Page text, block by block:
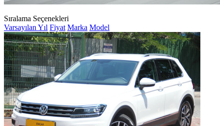
Sıralama Seçenekleri
Varsayılan Yıl Fiyat Marka Model